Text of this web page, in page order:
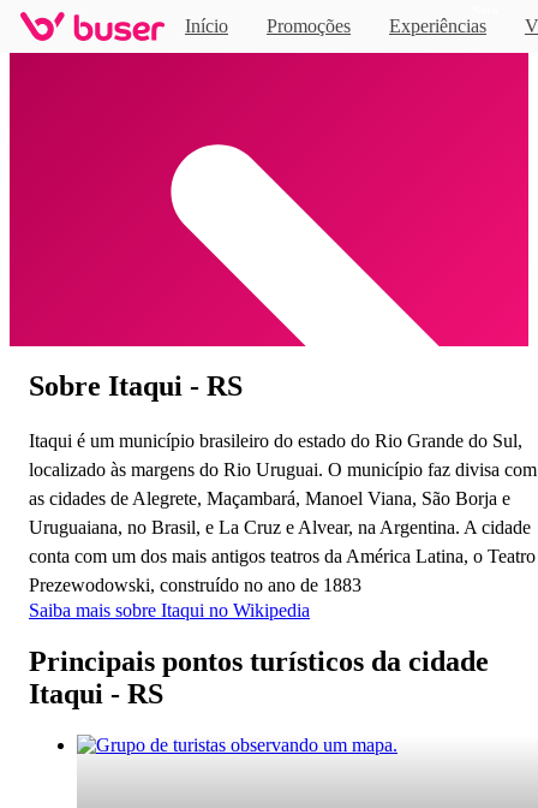
Início Promoções Experiências
Home
Sobre Itaqui - RS
Itaqui é um município brasileiro do estado do Rio Grande do Sul,
localizado às margens do Rio Uruguai. O município faz divisa com
as cidades de Alegrete, Maçambará, Manoel Viana, São Borja e
Uruguaiana, no Brasil, e La Cruz e Alvear, na Argentina. A cidade
conta com um dos mais antigos teatros da América Latina, o Teatro
Prezewodowski, construído no ano de 1883
Saiba mais sobre Itaqui no Wikipedia
Principais pontos turísticos da cidade
Itaqui - RS